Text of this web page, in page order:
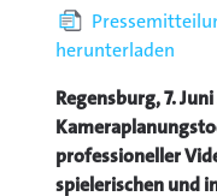
herunterladen
Regensburg, 7.
professioneller
spielerischen und